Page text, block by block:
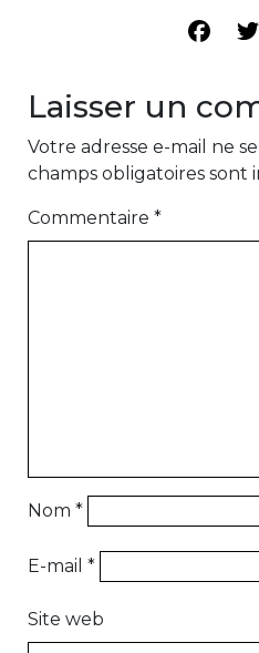
Laisser un
Votre adresse e-mail ne
champs obligatoires sont
Commentaire *
Nom *
E-mail *
Site web